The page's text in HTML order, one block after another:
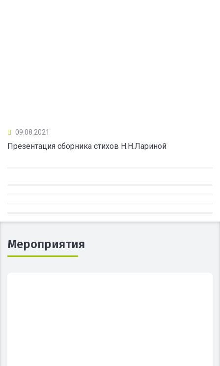
09.08.2021
Презентация сборника стихов Н.Н.Лариной
Мероприятия